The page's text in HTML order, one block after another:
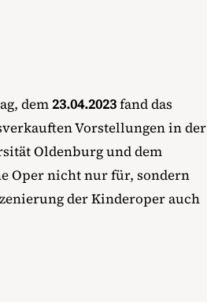
dem 23.04.2023fand das
Vorstellungen in der
Oldenburg und dem
Oper nicht nur für, sondern
der Kinderoper auch